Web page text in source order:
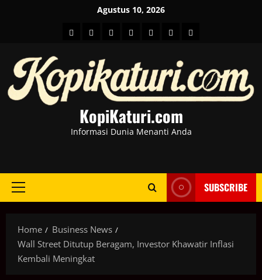
Agustus 10, 2026
HOMEBeritahot
BusinessKesehatan
SportEntertainment
KopiKaturi.com
Informasi Dunia Menanti Anda
Primary
SUBSCRIBE
Home
Business News
Wall Street Ditutup Beragam, Investor Khawatir Inflasi
Kembali Meningkat